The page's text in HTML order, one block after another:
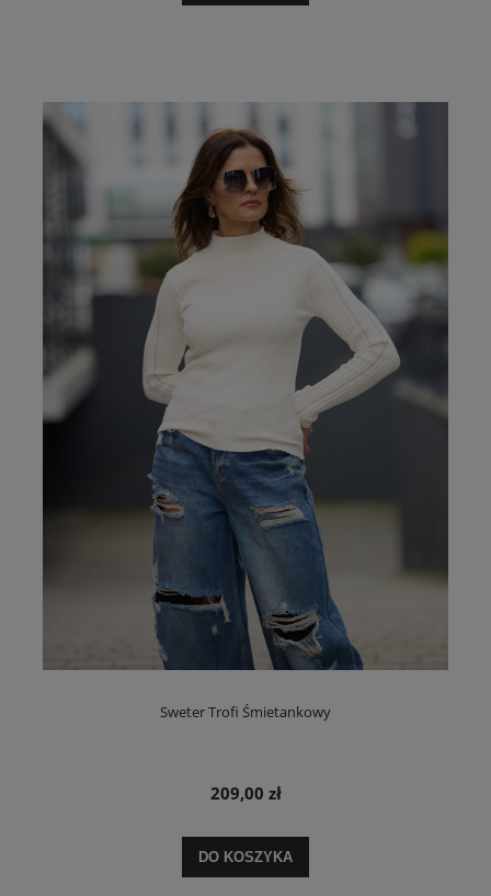
Sweter Trofi Śmietankowy
209,00 zł
DO KOSZYKA